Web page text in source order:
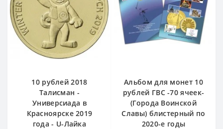
10 рублей 2018
Талисман -
Универсиада в
Красноярске 2019
года - U-Лайка
Альбом для монет 10
рублей ГВС -70 ячеек-
(Города Воинской
Славы) блистерный по
2020-е годы